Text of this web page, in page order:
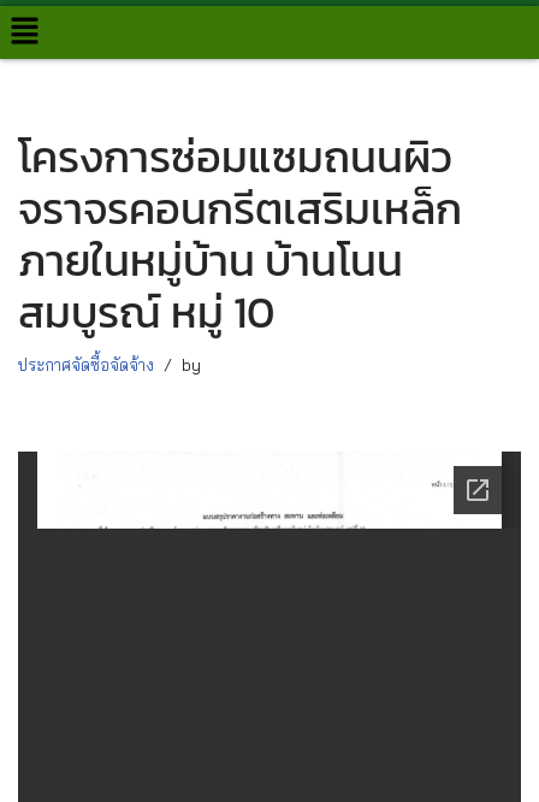
Skip
โครงการซ่อมแซมถนนผิว
จราจรคอนกรีตเสริมเหล็ก
ภายในหมู่บ้าน บ้านโนน
สมบูรณ์ หมู่ 10
ประกาศจัดซื้อจัดจ้าง by